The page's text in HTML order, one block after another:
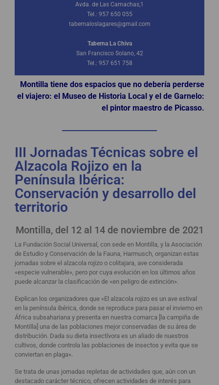
Avda. de Las Camachas,1
Tel.: 957 650 055
tabernaloslagares@gmail.com
Taberna La Chiva
San Francisco Solano, 42
Tel.: 957 651 758
Montilla tiene dos espacios que no debería perderse
el viajero: el Museo de Historia Local y el de Garnelo:
el pintor maestro de Picasso.
III Jornadas Técnicas sobre el
Alzacola Rojizo en la
Península Ibérica:
Conservación y desarrollo del
territorio
Montilla, del 12 al 14 de noviembre de 2021
La Fundación Social Universal, con sede en Montilla, y la Asociación
de Estudio y Conservación de la Fauna, Harmusch, organizan estas
jornadas sobre el alzacola rojizo o colitajara, ave considerada
«especie vulnerable», pero por cuya evolución en los últimos años
puede alcanzar la clasificación de «en peligro de extinción».
Explican los organizadores que «El alzacola rojizo es un ave estival
en la península ibérica, donde se reproduce para pasar el invierno en
África subsahariana y presenta en nuestra comarca [la campiña de
Montilla] una de las poblaciones mejor conservadas de su área de
distribución. Dada su dieta insectívora es un aliado de nuestros
cultivos, donde controla las poblaciones de insectos y evita que se
conviertan en plaga».
Se trata de unas jornadas repletas de actividades que, aún con un
destacado carácter técnico, ofrecen actividades de interés para